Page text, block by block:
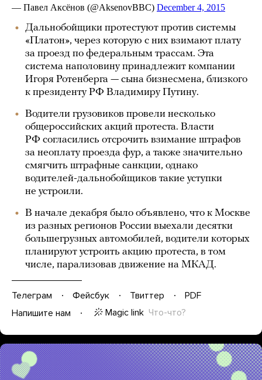
Дальнобойщики протестуют против системы
«Платон», через которую с них взимают плату
за проезд по федеральным трассам. Эта
система наполовину принадлежит компании
Игоря Ротенберга — сына бизнесмена, близкого
к президенту РФ Владимиру Путину.
Водители грузовиков провели несколько
общероссийских акций протеста. Власти
РФ согласились отсрочить взимание штрафов
за неоплату проезда фур, а также значительно
смягчить штрафные санкции, однако
водителей-дальнобойщиков такие уступки
не устроили.
В начале декабря было объявлено, что к Москве
из разных регионов России выехали десятки
большегрузных автомобилей, водители которых
планируют устроить акцию протеста, в том
числе, парализовав движение на МКАД.
Телеграм Фейсбук Твиттер
PDF
Напишите нам
Magic link Что-что?